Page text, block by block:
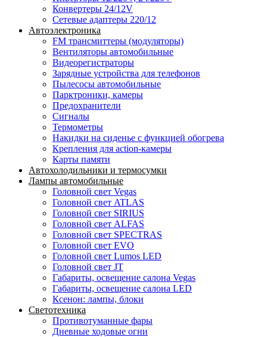
Конвертеры 24/12V
Сетевые адаптеры 220/12
Автоэлектроника
FM трансмиттеры (модуляторы)
Вентиляторы автомобильные
Видеорегистраторы
Зарядные устройства для телефонов
Пылесосы автомобильные
Парктроники, камеры
Предохранители
Сигналы
Термометры
Накидки на сиденье с функцией обогрева
Крепления для action-камеры
Карты памяти
Автохолодильники и термосумки
Лампы автомобильные
Головной свет Vegas
Головной свет ATLAS
Головной свет SIRIUS
Головной свет ALFAS
Головной свет SPECTRAS
Головной свет EVO
Головной свет Lumos LED
Головной свет JT
Габариты, освещение салона Vegas
Габариты, освещение салона LED
Ксенон: лампы, блоки
Светотехника
Противотуманные фары
Дневные ходовые огни